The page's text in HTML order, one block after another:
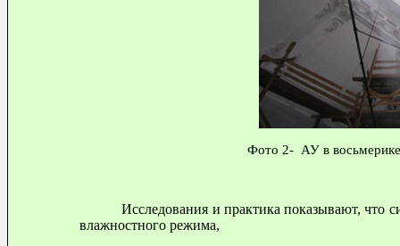
Фото 2- АУ в
Исследования и практика показывают, что
влажностного режима,